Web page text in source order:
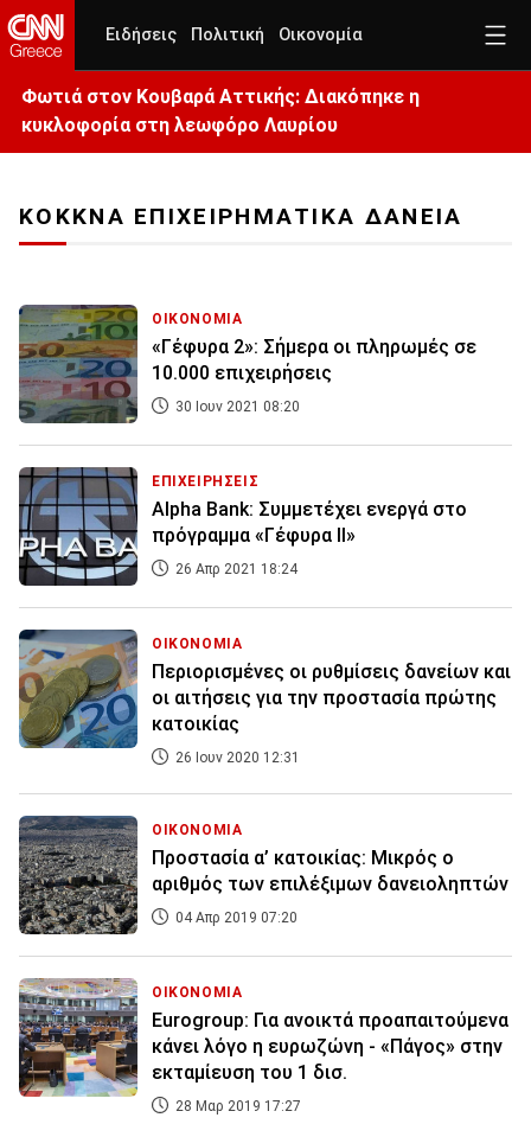
Ειδήσεις Πολιτική Οικονομία
Φωτιά στον Κουβαρά Αττικής: Διακόπηκε η
κυκλοφορία στη λεωφόρο Λαυρίου
ΚΟΚΚΝΑ ΕΠΙΧΕΙΡΗΜΑΤΙΚΑ ΔΑΝΕΙΑ
ΟΙΚΟΝΟΜΙΑ
«Γέφυρα 2»: Σήμερα οι πληρωμές σε
10.000 επιχειρήσεις
30 Ιουν 2021 08:20
ΕΠΙΧΕΙΡΗΣΕΙΣ
Alpha Bank: Συμμετέχει ενεργά στο
πρόγραμμα «Γέφυρα ΙΙ»
26 Απρ 2021 18:24
ΟΙΚΟΝΟΜΙΑ
Περιορισμένες οι ρυθμίσεις δανείων και
οι αιτήσεις για την προστασία πρώτης
κατοικίας
26 Ιουν 2020 12:31
ΟΙΚΟΝΟΜΙΑ
Προστασία α’ κατοικίας: Μικρός ο
αριθμός των επιλέξιμων δανειοληπτών
04 Απρ 2019 07:20
ΟΙΚΟΝΟΜΙΑ
Eurogroup: Για ανοικτά προαπαιτούμενα
κάνει λόγο η ευρωζώνη - «Πάγος» στην
εκταμίευση του 1 δισ.
28 Μαρ 2019 17:27